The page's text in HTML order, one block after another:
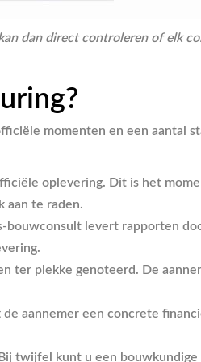
dan direct controleren of elk
momenten en een aantal
oplevering. Dit is het
aan te raden.
levert rapporten
ter plekke genoteerd. De
aannemer een concrete
twijfel kunt u een bouwkundige